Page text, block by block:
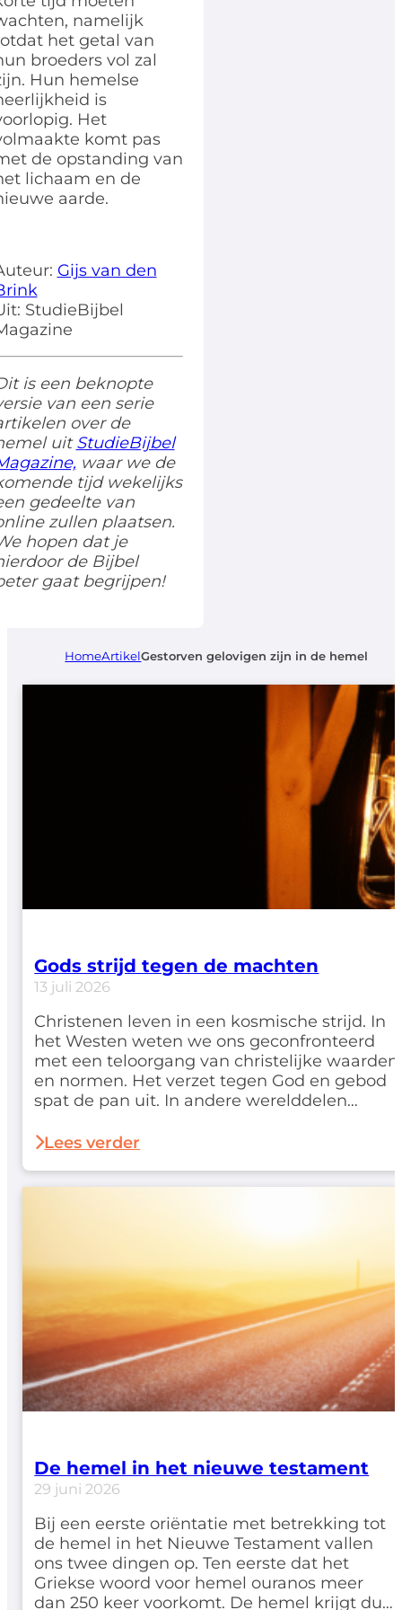
namelijk
het getal van
broeders vol zal
Hun hemelse
is
Het
komt pas
de opstanding van
lichaam en de
aarde.
Gijs van den
StudieBijbel
is een beknopte
van een serie
over de
uitStudieBijbel
waar we de
tijd wekelijks
gedeelte van
zullen plaatsen.
hopen dat je
de Bijbel
gaat begrijpen!
HomeArtikelGestorven gelovigen zijn in de hemel
Gods strijd tegen de machten
13 juli 2026
Christenen leven in een kosmische strijd. In
het Westen weten we ons geconfronteerd
met een teloorgang van christelijke waarden
en normen. Het verzet tegen God en gebod
spat de pan uit. In andere werelddelen
vervolgd. Net als bij de eerste leerlingen in
Lees verder
De hemel in het nieuwe testament
29 juni 2026
Bij een eerste oriëntatie met betrekking tot
de hemel in het Nieuwe Testament vallen
ons twee dingen op. Ten eerste dat het
Griekse woord voor hemel ouranos meer
dan 250 keer voorkomt. De hemel krijgt dus